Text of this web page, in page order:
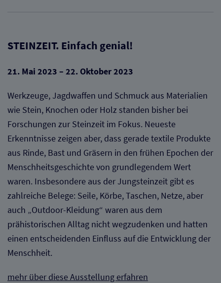
STEINZEIT. Einfach genial!
21. Mai 2023 – 22. Oktober 2023
Werkzeuge, Jagdwaffen und Schmuck aus Materialien
wie Stein, Knochen oder Holz standen bisher bei
Forschungen zur Steinzeit im Fokus. Neueste
Erkenntnisse zeigen aber, dass gerade textile Produkte
aus Rinde, Bast und Gräsern in den frühen Epochen der
Menschheitsgeschichte von grundlegendem Wert
waren. Insbesondere aus der Jungsteinzeit gibt es
zahlreiche Belege: Seile, Körbe, Taschen, Netze, aber
auch „Outdoor-Kleidung“ waren aus dem
prähistorischen Alltag nicht wegzudenken und hatten
einen entscheidenden Einfluss auf die Entwicklung der
Menschheit.
mehr über diese Ausstellung erfahren